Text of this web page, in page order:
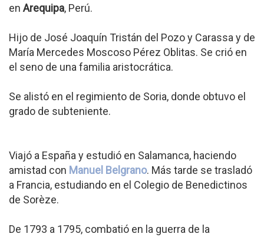
en Arequipa, Perú.
Hijo de José Joaquín Tristán del Pozo y Carassa y de
María Mercedes Moscoso Pérez Oblitas. Se crió en
el seno de una familia aristocrática.
Se alistó en el regimiento de Soria, donde obtuvo el
grado de subteniente.
Viajó a España y estudió en Salamanca, haciendo
amistad con Manuel Belgrano. Más tarde se trasladó
a Francia, estudiando en el Colegio de Benedictinos
de Sorèze.
De 1793 a 1795, combatió en la guerra de la